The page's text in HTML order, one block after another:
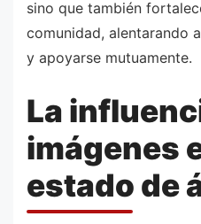
sino que también
comunidad, alentarando
y apoyarse mutuamente.
La
imágenes
estado de